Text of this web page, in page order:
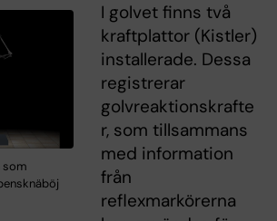
som
I golvet finns två
kraftplattor (Kistler)
installerade. Dessa
registrerar
golvreaktionskrafte
r, som tillsammans
med information
från
reflexmarkörerna